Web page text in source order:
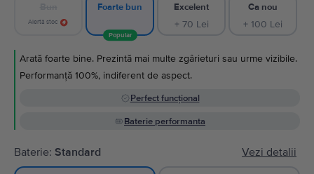
Alertă stoc
Foarte bun
Popular
Excelent
+ 70 Lei
Ca nou
+ 100 Lei
Arată foarte bine. Prezintă mai multe zgârieturi sau urme vizibile.
Performanță 100%, indiferent de aspect.
Perfect funcțional
Baterie performanta
Baterie: Standard Vezi detalii